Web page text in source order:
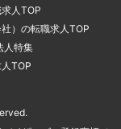
人TOP
）の転職求人TOP
人特集
TOP